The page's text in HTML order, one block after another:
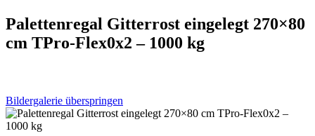
Palettenregal Gitterrost eingelegt 270×80
cm TPro-Flex0x2 – 1000 kg
Bildergalerie überspringen